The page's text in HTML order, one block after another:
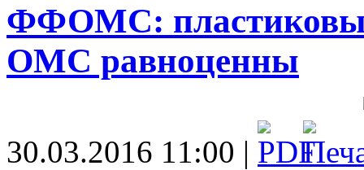
ФФОМС:
ОМС равноценны
30.03.2016 11:00 |